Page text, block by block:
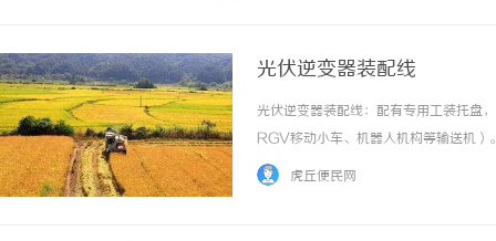
光伏逆变器装配线
光伏逆变器装配线：配有专用工装托盘
RGV移动小车、机器人机构等输送机）
伏逆变器配线：可根据客户需求定制。
虎丘便民网